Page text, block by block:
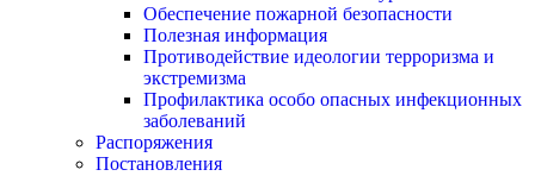
Обеспечение пожарной безопасности
Полезная информация
Противодействие идеологии терроризма и
экстремизма
Профилактика особо опасных инфекционных
заболеваний
Распоряжения
Постановления